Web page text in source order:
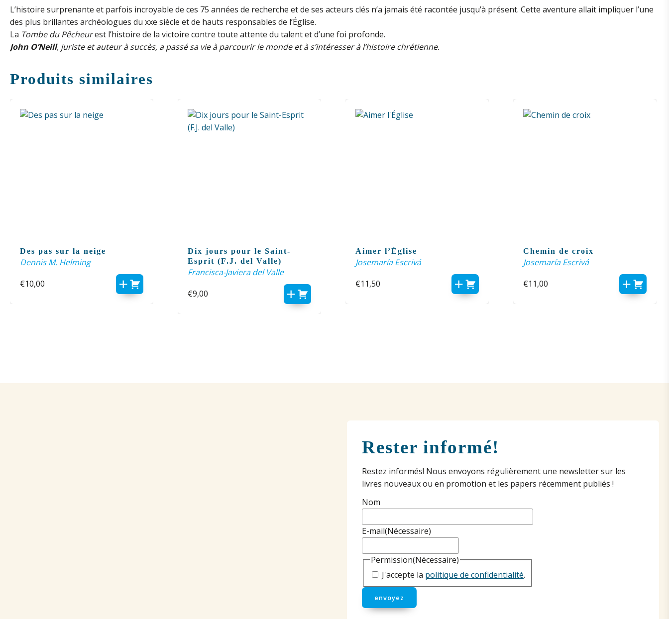
L’histoire surprenante et parfois incroyable de ces 75 années de recherche et de ses acteurs clés n’a jamais été racontée jusqu’à présent. Cette aventure allait impliquer l’une
des plus brillantes archéologues du xxe siècle et de hauts responsables de l’Église.
La Tombe du Pêcheurest l’histoire de la victoire contre toute attente du talent et d’une foi profonde.
John O’Neill, juriste et auteur à succès, a passé sa vie à parcourir le monde et à s’intéresser à l’histoire chrétienne.
Produits similaires
Des pas sur la neige
Dennis M. Helming
€10,00
Dix jours pour le Saint-
Esprit (F.J. del Valle)
Francisca-Javiera del Valle
€9,00
Aimer l’Église
Josemaría Escrivá
€11,50
Chemin de croix
Josemaría Escrivá
€11,00
Rester informé!
Restez informés! Nous envoyons régulièrement une newsletter sur les
livres nouveaux ou en promotion et les papers récemment publiés !
Nom
E-mail(Nécessaire)
Permission(Nécessaire)
J'accepte la politique de confidentialité.
envoyez